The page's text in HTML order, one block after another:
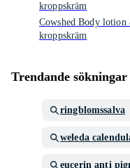
kroppskräm
Cowshed Body lotion
kroppskräm
Trendande sökningar
ringblomssalva
weleda
eucerin anti